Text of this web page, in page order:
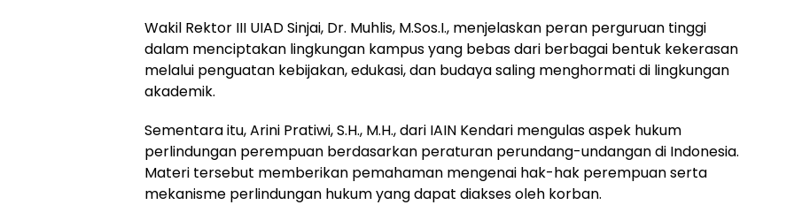
Wakil Rektor III UIAD Sinjai, Dr. Muhlis, M.Sos.I., menjelaskan peran perguruan tinggi
dalam menciptakan lingkungan kampus yang bebas dari berbagai bentuk kekerasan
melalui penguatan kebijakan, edukasi, dan budaya saling menghormati di lingkungan
akademik.
Sementara itu, Arini Pratiwi, S.H., M.H., dari IAIN Kendari mengulas aspek hukum
perlindungan perempuan berdasarkan peraturan perundang-undangan di Indonesia.
Materi tersebut memberikan pemahaman mengenai hak-hak perempuan serta
mekanisme perlindungan hukum yang dapat diakses oleh korban.